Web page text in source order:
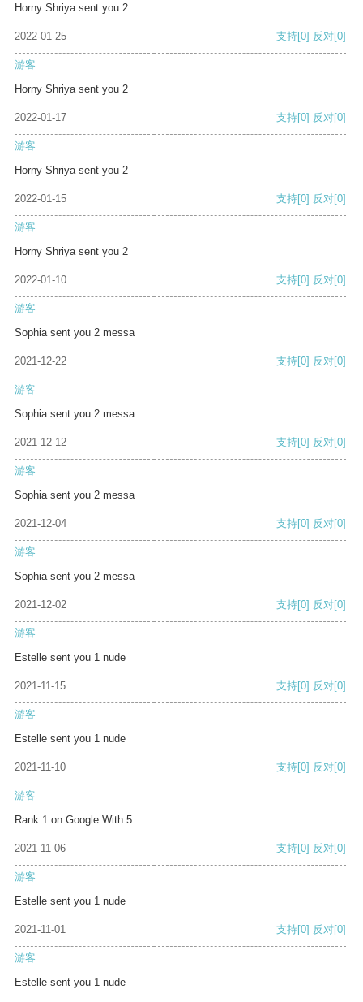
Horny Shriya sent you 2
2022-01-25 支持[0] 反对[0]
游客
Horny Shriya sent you 2
2022-01-17 支持[0] 反对[0]
游客
Horny Shriya sent you 2
2022-01-15 支持[0] 反对[0]
游客
Horny Shriya sent you 2
2022-01-10 支持[0] 反对[0]
游客
Sophia sent you 2 messa
2021-12-22 支持[0] 反对[0]
游客
Sophia sent you 2 messa
2021-12-12 支持[0] 反对[0]
游客
Sophia sent you 2 messa
2021-12-04 支持[0] 反对[0]
游客
Sophia sent you 2 messa
2021-12-02 支持[0] 反对[0]
游客
Estelle sent you 1 nude
2021-11-15 支持[0] 反对[0]
游客
Estelle sent you 1 nude
2021-11-10 支持[0] 反对[0]
游客
Rank 1 on Google With 5
2021-11-06 支持[0] 反对[0]
游客
Estelle sent you 1 nude
2021-11-01 支持[0] 反对[0]
游客
Estelle sent you 1 nude